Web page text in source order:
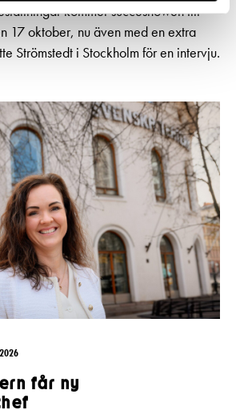
kommer succéshowen till
17 oktober, nu även med en extra
Strömstedt i Stockholm för en intervju.
får ny